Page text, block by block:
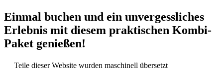
Einmal buchen und ein unvergessliches
Erlebnis mit diesem praktischen Kombi-
Paket genießen!
Teile dieser Website wurden maschinell übersetzt